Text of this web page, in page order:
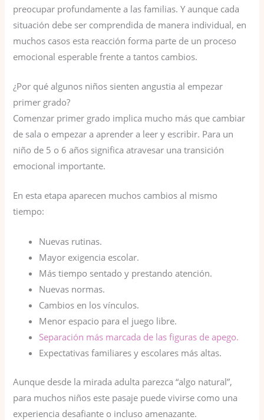
preocupar profundamente a las familias. Y aunque cada
situación debe ser comprendida de manera individual, en
muchos casos esta reacción forma parte de un proceso
emocional esperable frente a tantos cambios.
¿Por qué algunos niños sienten angustia al empezar
primer grado?
Comenzar primer grado implica mucho más que cambiar
de sala o empezar a aprender a leer y escribir. Para un
niño de 5 o 6 años significa atravesar una transición
emocional importante.
En esta etapa aparecen muchos cambios al mismo
tiempo:
Nuevas rutinas.
Mayor exigencia escolar.
Más tiempo sentado y prestando atención.
Nuevas normas.
Cambios en los vínculos.
Menor espacio para el juego libre.
Separación más marcada de las figuras de apego.
Expectativas familiares y escolares más altas.
Aunque desde la mirada adulta parezca “algo natural”,
para muchos niños este pasaje puede vivirse como una
experiencia desafiante o incluso amenazante.